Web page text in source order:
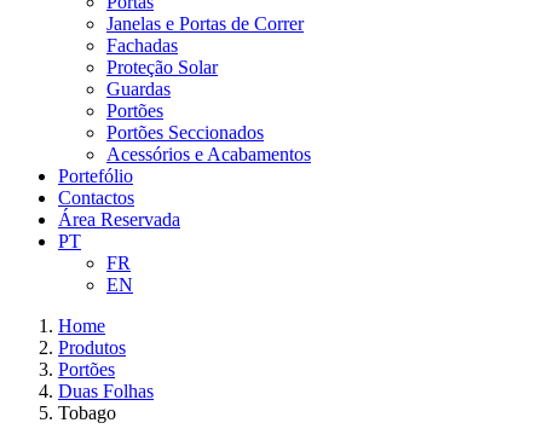
Janelas e Portas de Correr
Fachadas
Proteção Solar
Guardas
Portões
Portões Seccionados
Acessórios e Acabamentos
Portefólio
Contactos
Área Reservada
PT
FR
EN
Home
Produtos
Portões
Duas Folhas
Tobago